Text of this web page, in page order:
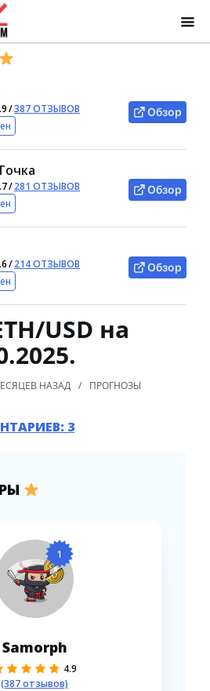
/387 ОТЗЫВОВ
Обзор
/281 ОТЗЫВОВ
Обзор
/214 ОТЗЫВОВ
Обзор
USD на
НАЗАД
ПРОГНОЗЫ
3
1
Samorph
4.9
(387 отзывов)